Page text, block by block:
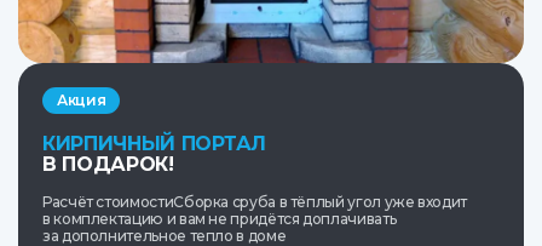
Акция
КИРПИЧНЫЙ ПОРТАЛ
В ПОДАРОК!
Расчёт стоимостиСборка сруба в тёплый угол уже входит
в комплектацию и вам не придётся доплачивать
за дополнительное тепло в доме